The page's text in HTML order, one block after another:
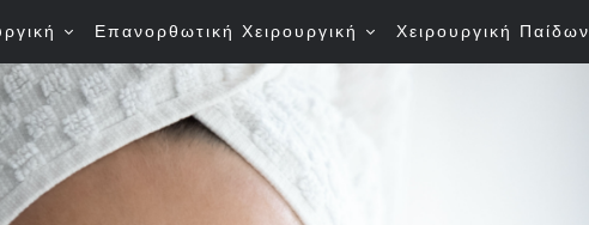
Επανορθωτική Χειρουργική Χειρουργική Παίδων